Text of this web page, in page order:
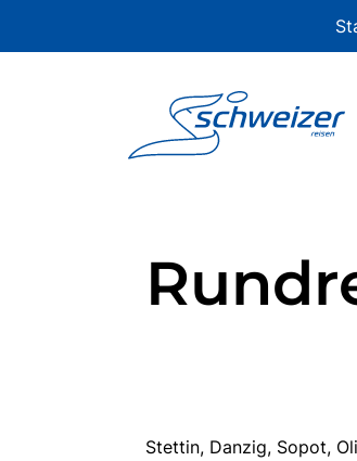
Stettin, Danzig, Sopot,